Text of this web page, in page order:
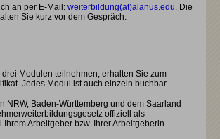
an per E-Mail: weiterbildung(at)alanus.edu. Die
Sie kurz vor dem Gespräch.
Modulen teilnehmen, erhalten Sie zum
Jedes Modul ist auch einzeln buchbar.
NRW, Baden-Württemberg und dem Saarland
offiziell als
Ihrem Arbeitgeber bzw. Ihrer Arbeitgeberin